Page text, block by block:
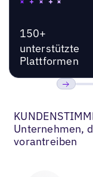
150+
unterstützte
Plattformen
Unternehmen,
vorantreiben